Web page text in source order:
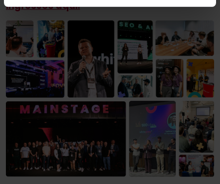
ingressos aqui.